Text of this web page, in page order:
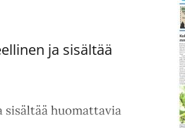
ja sisältää
sisältää huomattavia